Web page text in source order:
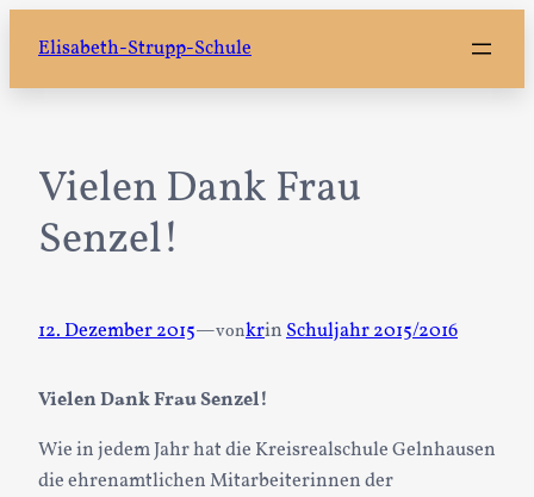
Inhalt
springen
Elisabeth-Strupp-Schule
Vielen Dank Frau
Senzel!
12. Dezember 2015—vonkrin Schuljahr 2015/2016
Vielen Dank Frau Senzel!
Wie in jedem Jahr hat die Kreisrealschule Gelnhausen
die ehrenamtlichen Mitarbeiterinnen der